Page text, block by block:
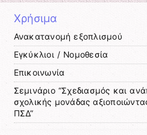
Χρήσιμα
Ανακατανομή εξοπλισμού
Εγκύκλιοι / Νομοθεσία
Επικοινωνία
Σεμινάριο “Σχεδιασμός και
σχολικής μονάδας
ΠΣΔ”